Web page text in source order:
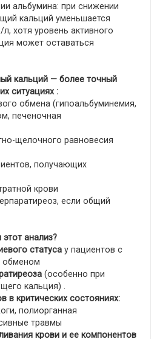
альбумина: при снижении
кальций уменьшается
хотя уровень активного
может оставаться
кальций — более точный
ситуациях :
обмена (гипоальбуминемия,
печеночная
щелочного равновесия
получающих
крови
если общий
анализ?
статуса у пациентов с
обменом
(особенно при
кальция) .
в критических состояниях:
полиорганная
травмы
крови и ее компонентов